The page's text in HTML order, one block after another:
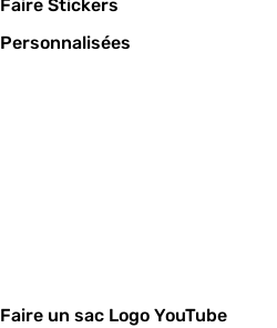
Faire Stickers
Personnalisées
Faire un sac Logo YouTube